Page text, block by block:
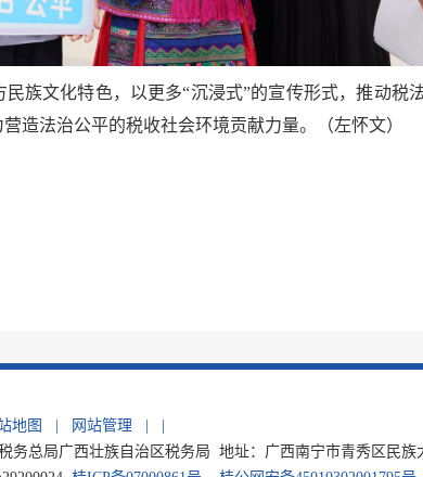
族文化特色，以更多“沉浸式”的宣传形式，推动税
造法治公平的税收社会环境贡献力量。（左怀文）
地图 网站管理
务总局广西壮族自治区税务局 地址：广西南宁市青秀区民族